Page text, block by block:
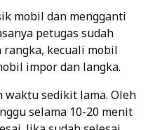
mobil dan mengganti
petugas sudah
kecuali mobil
impor dan langka.
waktu sedikit lama. Oleh
selama 10-20 menit